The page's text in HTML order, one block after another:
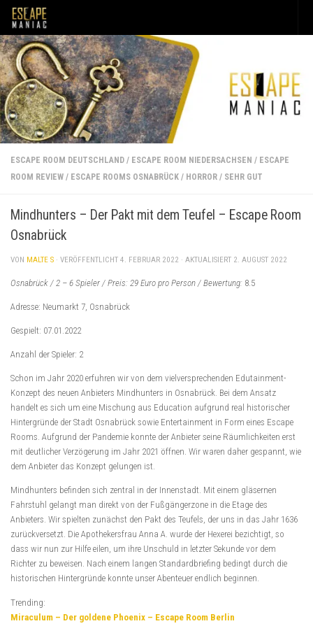
Unter dem Inhalt
ESCAPE ROOM DEUTSCHLAND / ESCAPE ROOM NIEDERSACHSEN / ESCAPE
ROOM REVIEW / ESCAPE ROOMS OSNABRÜCK / HORROR / SEHR GUT
Mindhunters – Der Pakt mit dem Teufel – Escape Room
Osnabrück
VON MALTE S · VERÖFFENTLICHT 4. FEBRUAR 2022 · AKTUALISIERT 2. AUGUST 2022
Osnabrück / 2 – 6 Spieler / Preis: 29 Euro pro Person / Bewertung: 8.5
Adresse: Neumarkt 7, Osnabrück
Gespielt: 07.01.2022
Anzahl der Spieler: 2
Schon im Jahr 2020 erfuhren wir von dem vielversprechenden Edutainment-
Konzept des neuen Anbieters Mindhunters in Osnabrück. Bei dem Ansatz
handelt es sich um eine Mischung aus Education aufgrund real historischer
Hintergründe der Stadt Osnabrück sowie Entertainment in Form eines Escape
Rooms. Aufgrund der Pandemie konnte der Anbieter seine Räumlichkeiten erst
mit deutlicher Verzögerung im Jahr 2021 öffnen. Wir waren daher gespannt, wie
dem Anbieter das Konzept gelungen ist.
Mindhunters befinden sich zentral in der Innenstadt. Mit einem gläsernen
Fahrstuhl gelangt man direkt von der Fußgängerzone in die Etage des
Anbieters. Wir spielten zunächst den Pakt des Teufels, der uns in das Jahr 1636
zurückversetzt. Die Apothekersfrau Anna A. wurde der Hexerei bezichtigt, so
dass wir nun zur Hilfe eilen, um ihre Unschuld in letzter Sekunde vor dem
Richter zu beweisen. Nach einem langen Standardbriefing bedingt durch die
historischen Hintergründe konnte unser Abenteuer endlich beginnen.
Trending:
Miraculum – Der goldene Phoenix – Escape Room Berlin